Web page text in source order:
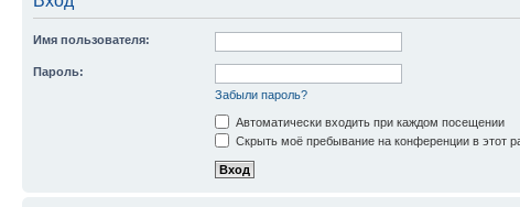
Имя пользователя:
Пароль:
Забыли пароль?
Автоматически входить при каждом посещении
Скрыть моё пребывание на конференции в этот